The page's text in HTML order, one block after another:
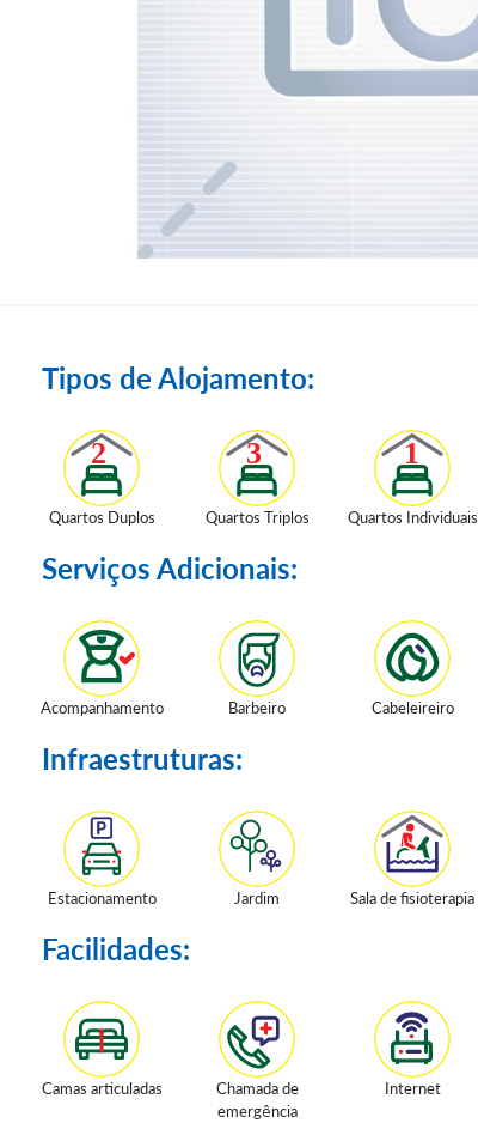
Tipos de Alojamento:
Quartos Duplos Quartos Triplos Quartos Individuais
Serviços Adicionais:
Acompanhamento Barbeiro Cabeleireiro
Infraestruturas:
Estacionamento Jardim Sala de fisioterapia
Facilidades:
Camas articuladas
Chamada de
emergência
Internet